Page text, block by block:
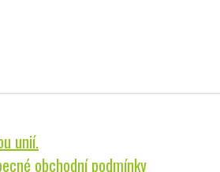
unií.
obchodní podmínky